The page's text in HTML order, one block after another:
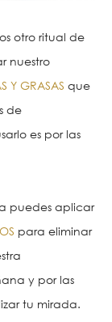
otro ritual de
nuestro
Y GRASAS que
de
es por las
puedes aplicar
para eliminar
y por las
tu mirada.